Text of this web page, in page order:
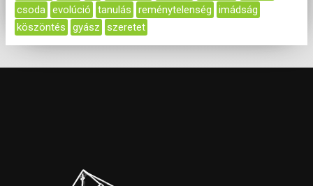
csoda evolúció tanulás reménytelenség
imádság
köszöntés
gyász szeretet